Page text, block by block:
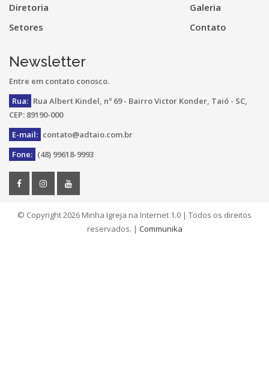
Diretoria
Setores
Galeria
Contato
Newsletter
Entre em contato conosco.
Rua: Rua Albert Kindel, nº 69 - Bairro Victor Konder, Taió - SC,
CEP: 89190-000
E-mail: contato@adtaio.com.br
Fone: (48) 99618-9993
© Copyright2026 Minha Igreja na Internet 1.0 | Todos os direitos
reservados. | Communika